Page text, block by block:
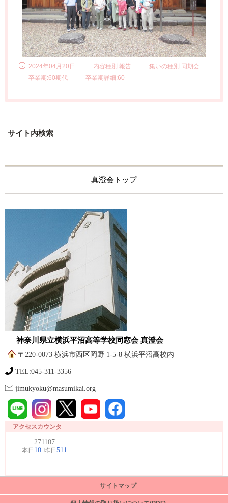
2024年04月20日 内容種別:報告
集いの種別:同期会
卒業期:60期代
卒業期詳細:60
サイト内検索
真澄会トップ
神奈川県立横浜平沼高等学校同窓会 真澄会
〒220-0073 横浜市西区岡野 1-5-8 横浜平沼高校内
TEL:045-311-3356
jimukyoku@masumikai.org
アクセスカウンタ
サイトマップ